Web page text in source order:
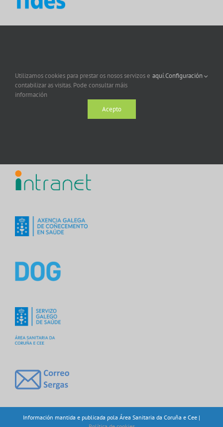
Información mantida e publicada pola Área Sanitaria da Coruña e Cee |
Utilizamos cookies para prestar os nosos servizos e
contabilizar as visitas. Pode consultar máis
información
aquí.Configuración
Acepto